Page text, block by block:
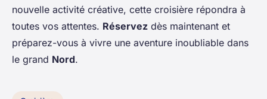
nouvelle activité créative, cette croisière répondra à
toutes vos attentes. Réservez dès maintenant et
préparez-vous à vivre une aventure inoubliable dans
le grand Nord.